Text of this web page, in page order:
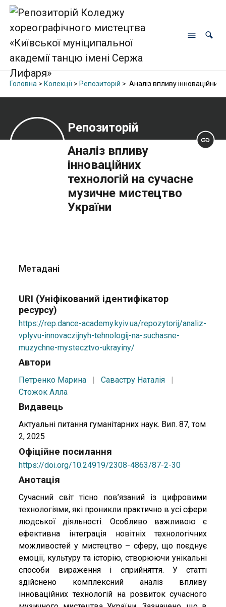
Головна > Колекції> Репозиторій > Аналіз впливу інноваційних
Репозиторій
Аналіз впливу
інноваційних
технологій на сучасне
музичне мистецтво
України
Метадані
URI (Уніфікований ідентифікатор
ресурсу)
https://rep.dance-academy.kyiv.ua/repozytorij/analiz-
vplyvu-innovaczijnyh-tehnologij-na-suchasne-
muzychne-mystecztvo-ukrayiny/
Автори
Петренко Марина | Савастру Наталія
|
Стожок Алла
Видавець
Актуальнi питання гуманiтарних наук. Вип. 87, том
2, 2025
Офіційне посилання
https://doi.org/10.24919/2308-4863/87-2-30
Анотація
Сучасний світ тісно пов’язаний із цифровими
технологіями, які проникли практично в усі сфери
людської діяльності. Особливо важливою є
ефективна інтеграція новітніх технологічних
можливостей у мистецтво – сферу, що поєднує
емоції, культуру та історію, створюючи унікальні
способи вираження і сприйняття. У статті
здійснено комплексний аналіз впливу
інноваційних технологій на розвиток сучасного